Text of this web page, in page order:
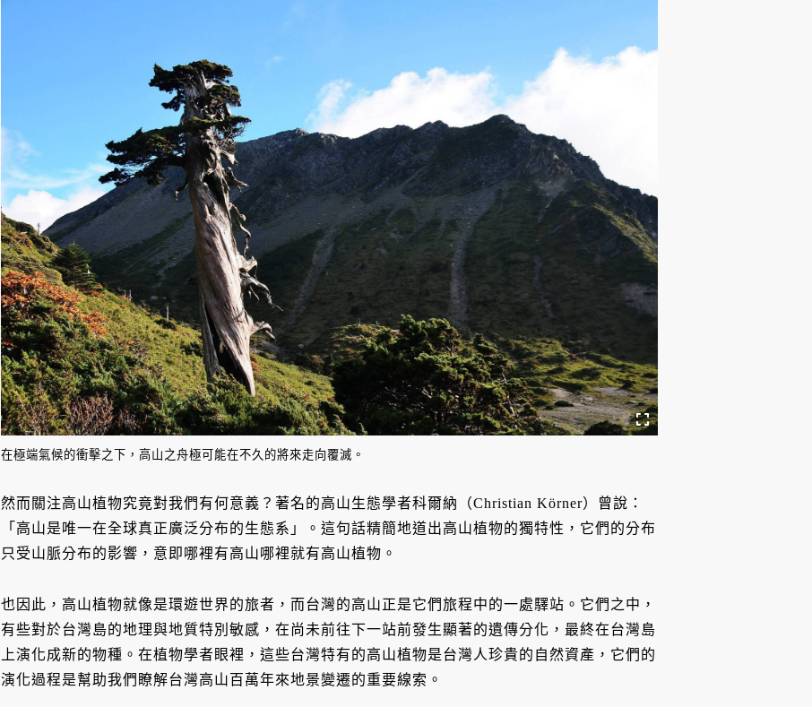
在極端氣候的衝擊之下，高山之舟極可能在不久的將來走向覆滅。
然而關注高山植物究竟對我們有何意義？著名的高山生態學者科爾納（Christian Körner）曾說：
「高山是唯一在全球真正廣泛分布的生態系」。這句話精簡地道出高山植物的獨特性，它們的分布
只受山脈分布的影響，意即哪裡有高山哪裡就有高山植物。
也因此，高山植物就像是環遊世界的旅者，而台灣的高山正是它們旅程中的一處驛站。它們之中，
有些對於台灣島的地理與地質特別敏感，在尚未前往下一站前發生顯著的遺傳分化，最終在台灣島
上演化成新的物種。在植物學者眼裡，這些台灣特有的高山植物是台灣人珍貴的自然資產，它們的
演化過程是幫助我們瞭解台灣高山百萬年來地景變遷的重要線索。